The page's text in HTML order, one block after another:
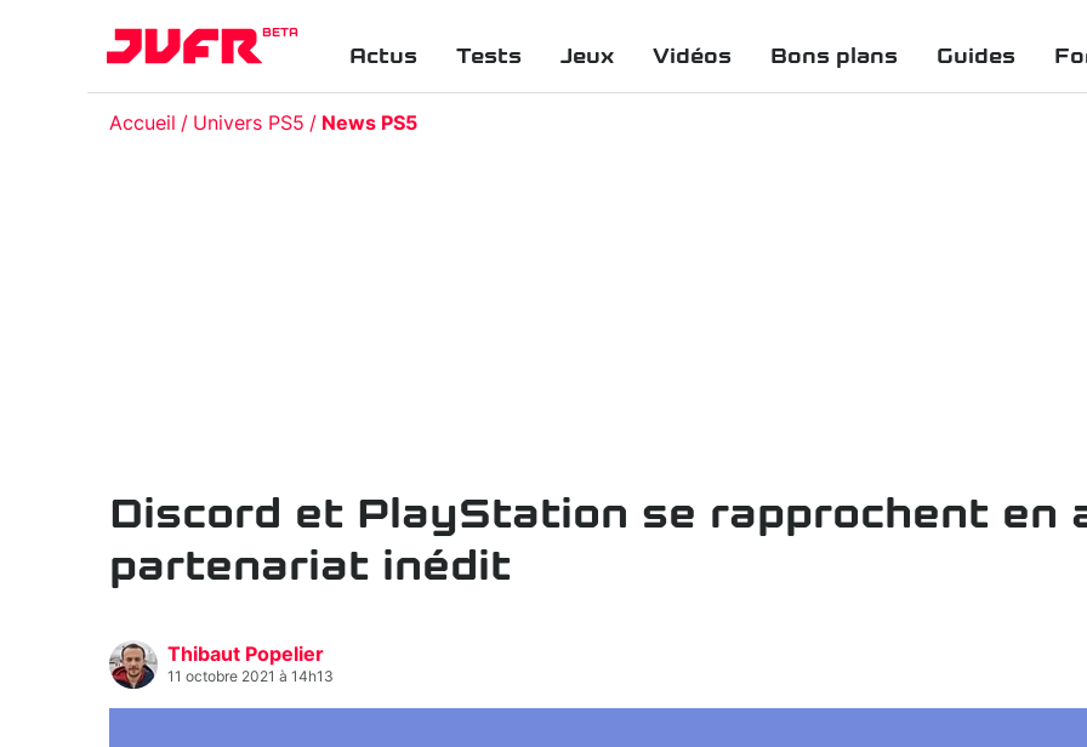
BETA
Actus Tests Jeux Vidéos Bons plans Guides
Accueil Univers PS5 News PS5
Discord et PlayStation se rapprochent en
partenariat inédit
Thibaut Popelier
11 octobre 2021 à 14h13